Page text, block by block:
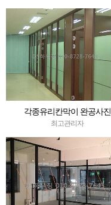
각종유리칸막이 완공사진
최고관리자